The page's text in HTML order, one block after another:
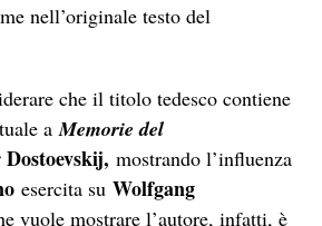
nell’originale testo del
che il titolo tedesco contiene
aMemorie del
Dostoevskij,mostrando l’influenza
esercita suWolfgang
vuole mostrare l’autore, infatti, è